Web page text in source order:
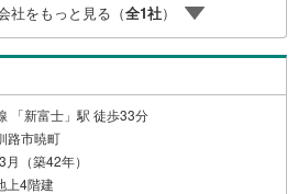
社をもっと見る（全1社）
「新富士」駅 徒歩33分
路市暁町
（築42年）
上4階建